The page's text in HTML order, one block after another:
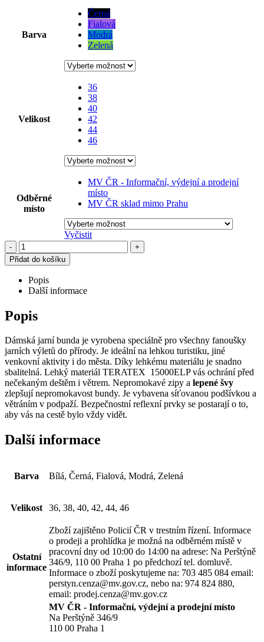
Barva
Černá
Fialová
Modrá
Zelená
Velikost
36
38
40
42
44
46
Odběrné
místo
MV ČR - Informační, výdejní a prodejní
místo
MV ČR sklad mimo Prahu
Vyčistit
-
+
Přidat do košíku
Popis
Další informace
Popis
Dámská jarní bunda je vyrobena speciálně pro všechny fanoušky
jarních výletů do přírody. Je ideální na lehkou turistiku, jiné
venkovní aktivity i do města. Díky lehkému materiálu je snadno
sbalitelná. Lehký materiál TERATEX 15000ELP vás ochrání před
nečekaným deštěm i větrem. Nepromokavé zipy a lepené švy
zlepšují nepromokavost bundy. Je vybavena síťovanou podšívkou a
větráním v podpaží. Bezpečnostní reflexní prvky se postarají o to,
aby vás na cestě bylo vždy vidět.
Další informace
Barva Bílá, Černá, Fialová, Modrá, Zelená
Velikost 36, 38, 40, 42, 44, 46
Ostatní
informace
Zboží zajištěno Policií ČR v trestním řízení. Informace
o prodeji a prohlídka je možná na odběrném místě v
pracovní dny od 10:00 do 14:00 na adrese: Na Perštýně
346/9, 110 00 Praha 1 po předchozí tel. domluvě.
Informace o zboží poskytujeme na: 703 485 084 email:
perstyn.cenza@mv.gov.cz, nebo na: 974 824 880,
email: prodej.cenza@mv.gov.cz
MV ČR - Informační, výdejní a prodejní místo
Na Perštýně 346/9
110 00 Praha 1